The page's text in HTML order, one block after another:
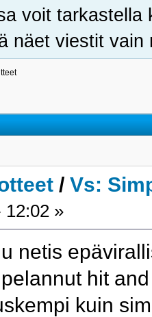
voit tarkastella
näet viestit
/Vs:
12:02 »
netis
hit
kuin